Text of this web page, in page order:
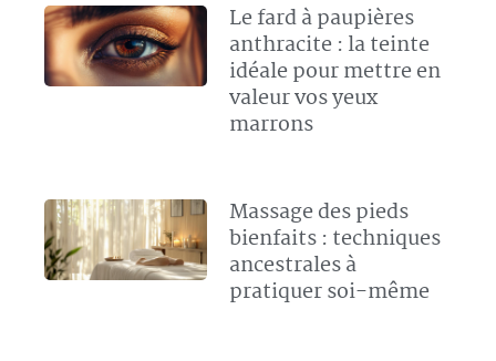
Le fard à paupières
anthracite : la teinte
idéale pour mettre en
valeur vos yeux
marrons
Massage des pieds
bienfaits : techniques
ancestrales à
pratiquer soi-même